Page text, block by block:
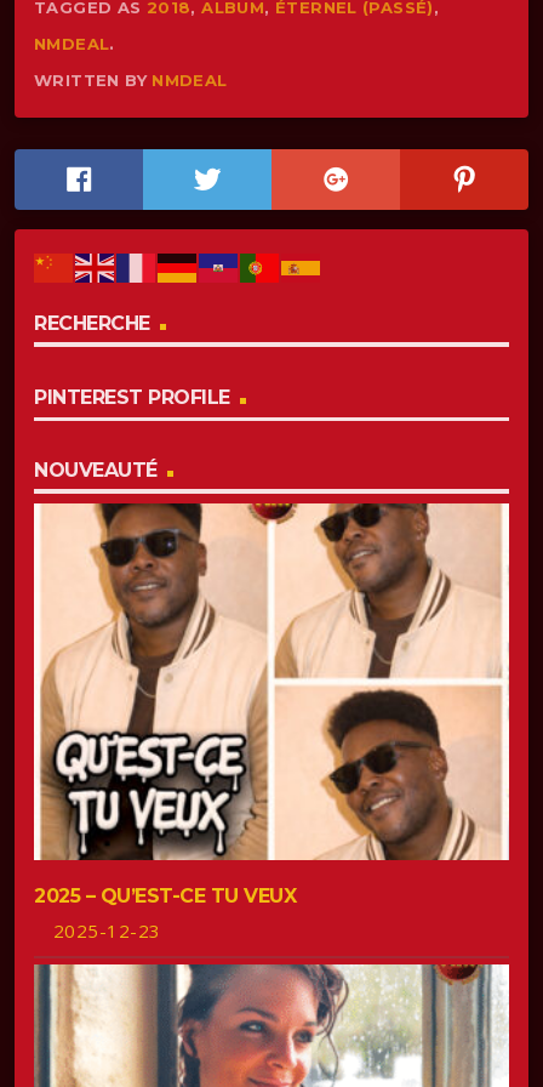
TAGGED AS 2018,ALBUM, ÉTERNEL (PASSÉ),
NMDEAL.
WRITTEN BY NMDEAL
RECHERCHE
PINTEREST PROFILE
NOUVEAUTÉ
2025 – QU’EST-CE TU VEUX
2025-12-23